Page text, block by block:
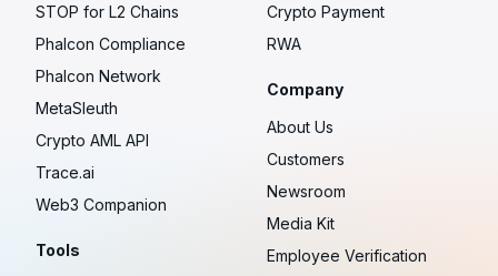
STOP for L2 Chains
Phalcon Compliance
Phalcon Network
MetaSleuth
Crypto AML API
Trace.ai
Web3 Companion
Tools
Crypto Payment
RWA
Company
About Us
Customers
Newsroom
Media Kit
Employee Verification